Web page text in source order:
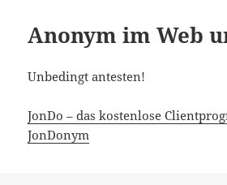
Anonym im Web
Unbedingt antesten!
JonDo – das kostenlose
JonDonym